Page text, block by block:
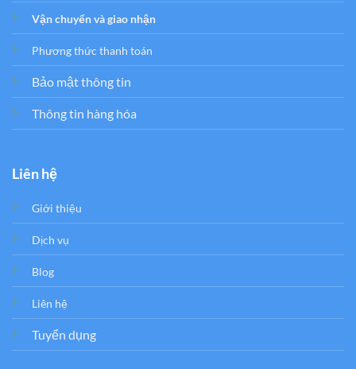
Vận chuyển và giao nhận
Phương thức thanh toán
Bảo mật thông tin
Thông tin hàng hóa
Liên hệ
Giới thiệu
Dịch vụ
Blog
Liên hệ
Tuyển dụng